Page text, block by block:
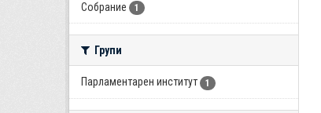
Собрание 1
Групи
Парламентарен институт 1